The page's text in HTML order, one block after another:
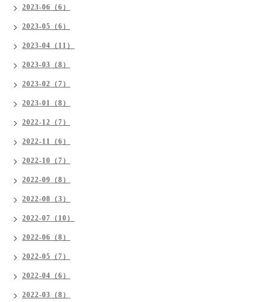
2023-06（6）
2023-05（6）
2023-04（11）
2023-03（8）
2023-02（7）
2023-01（8）
2022-12（7）
2022-11（6）
2022-10（7）
2022-09（8）
2022-08（3）
2022-07（10）
2022-06（8）
2022-05（7）
2022-04（6）
2022-03（8）